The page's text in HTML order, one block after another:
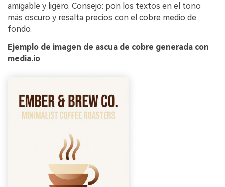
amigable y ligero. Consejo: pon los textos en el tono
más oscuro y resalta precios con el cobre medio de
fondo.
Ejemplo de imagen de ascua de cobre generada con
media.io